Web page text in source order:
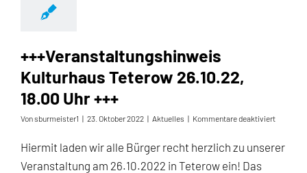
+++Veranstaltungshinweis
Kulturhaus Teterow 26.10.22,
18.00 Uhr +++
Vonsburmeister1 | 23. Oktober 2022 | Aktuelles | Kommentare deaktiviertfür
Teterow
Hiermit laden wir alle Bürger recht herzlich zu unserer
Veranstaltung am 26.10.2022 in Teterow ein! Das